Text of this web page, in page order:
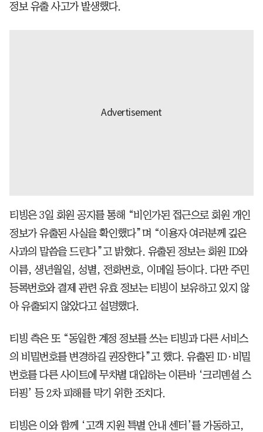
정보 유출 사고가 발생했다.
티빙은 3일 회원 공지를 통해 “비인가된 접근으로 회원 개인
정보가 유출된 사실을 확인했다”며 “이용자 여러분께 깊은
사과의 말씀을 드린다”고 밝혔다. 유출된 정보는 회원 ID와
이름, 생년월일, 성별, 전화번호, 이메일 등이다. 다만 주민
등록번호와 결제 관련 유효 정보는 티빙이 보유하고 있지 않
아 유출되지 않았다고 설명했다.
티빙 측은 또 “동일한 계정 정보를 쓰는 티빙과 다른 서비스
의 비밀번호를 변경하길 권장한다”고 했다. 유출된 ID·비밀
번호를 다른 사이트에 무차별 대입하는 이른바 ‘크리덴셜 스
터핑’ 등 2차 피해를 막기 위한 조치다.
티빙은 이와 함께 ‘고객 지원 특별 안내 센터’를 가동하고,